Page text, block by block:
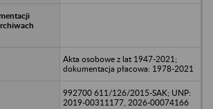
Akta osobowe z lat 1947-2021;
dokumentacja płacowa: 1978-2021
992700 611/126/2015-SAK; UNP:
2019-00311177, 2026-00074166